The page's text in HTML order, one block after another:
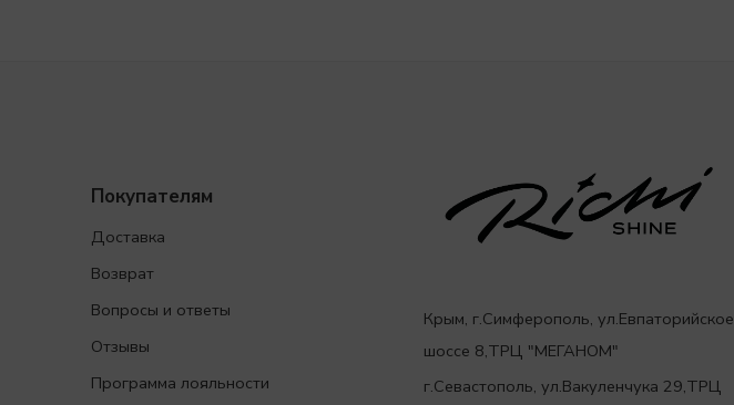
Покупателям
Доставка
Возврат
Вопросы и ответы
Отзывы
Программа лояльности
Крым, г.Симферополь, ул.Евпаторийское
шоссе 8,ТРЦ "МЕГАНОМ"
г.Севастополь, ул.Вакуленчука 29,ТРЦ